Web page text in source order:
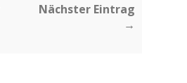
Nächster Eintrag
→